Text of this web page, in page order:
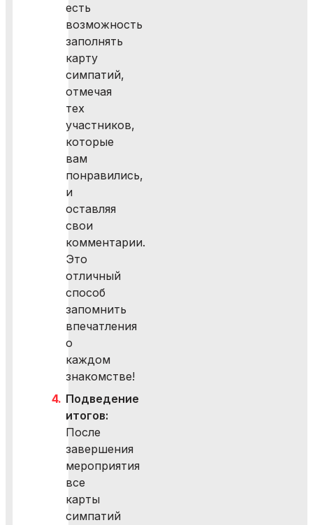
есть
возможность
заполнять
карту
симпатий,
отмечая
тех
участников,
которые
вам
понравились,
и
оставляя
свои
комментарии.
Это
отличный
способ
запомнить
впечатления
о
каждом
знакомстве!
Подведение
итогов:
После
завершения
мероприятия
все
карты
симпатий